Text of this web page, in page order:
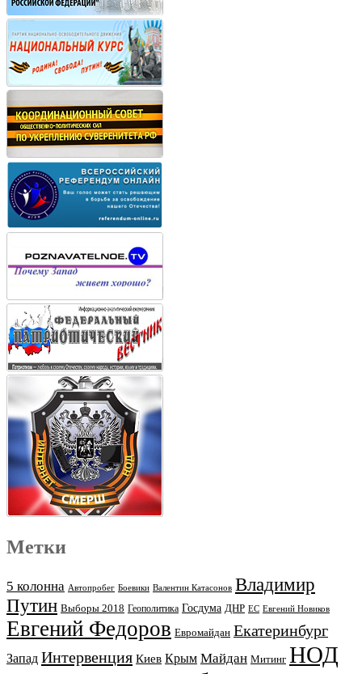
Метки
5 колонна Автопробег Боевики Валентин Катасонов Владимир
Путин Выборы 2018 Геополитика Госдума ДНР ЕС Евгений Новиков
Евгений Федоров Евромайдан Екатеринбург
Запад Интервенция Киев Крым Майдан Митинг НОД